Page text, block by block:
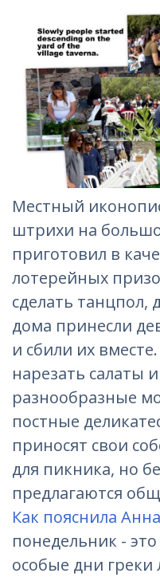
Местный
штрихи на
приготовил в
лотерейных
сделать танцпол,
дома принесли
и сбили их
нарезать салаты
разнообразные
постные
приносят свои
для пикника, но
предлагаются
Как пояснила
понедельник -
особые дни греки